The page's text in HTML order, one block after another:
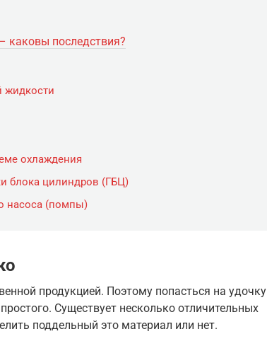
каковы последствия?
жидкости
охлаждения
блока цилиндров (ГБЦ)
насоса (помпы)
продукцией. Поэтому попасться на удочку
Существует несколько отличительных
поддельный это материал или нет.